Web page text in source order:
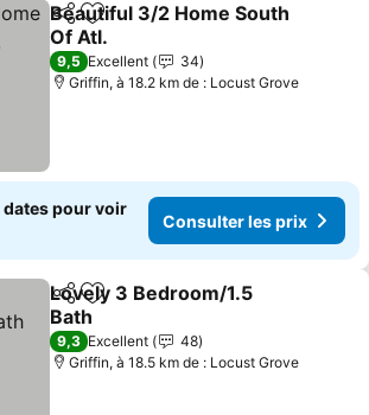
PartagerAjouter à mes favoris
Beautiful 3/2 Home South
Of Atl.
9,5 Excellent
34
Griffin, à 18.2 km de : Locust Grove
pour voir
Consulter les prix
PartagerAjouter à mes favoris
Lovely 3 Bedroom/1.5
Bath
9,3 Excellent
48
Griffin, à 18.5 km de : Locust Grove